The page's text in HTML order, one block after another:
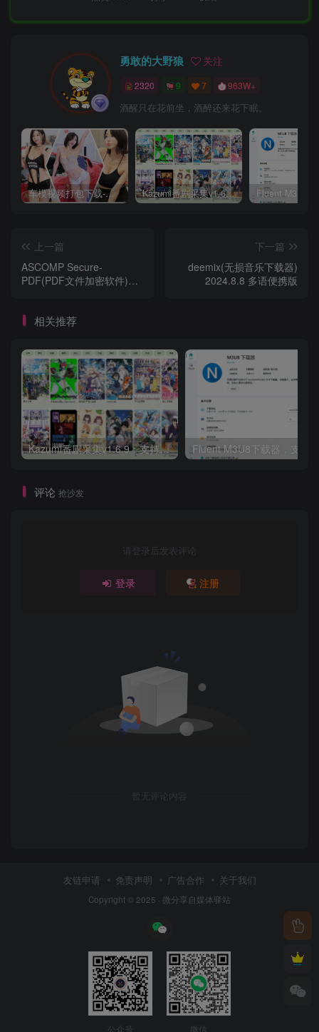
勇敢的大野狼 关注
2320 9 7 963W+
酒醒只在花前坐，酒醉还来花下眠。
车模视频打包下载-高清无水印版 Kazumi番剧采集v1.6.9：支持自定义规则+在线观看+弹幕，跨平台下载
上一篇
ASCOMP Secure-
PDF(PDF文件加密软件)
下一篇
deemix(无损音乐下载器)
2024.8.8 多语便携版
相关推荐
Kazumi番剧采集v1.6.9：支持自定义规则+在线观看+弹幕，跨平台下载 Fluent M3U8下载器，支持
评论 抢沙发
请登录后发表评论
登录 注册
暂无评论内容
友链申请 免责声明 广告合作 关于我们
Copyright © 2025 · 微分享自媒体驿站
公众号 微信